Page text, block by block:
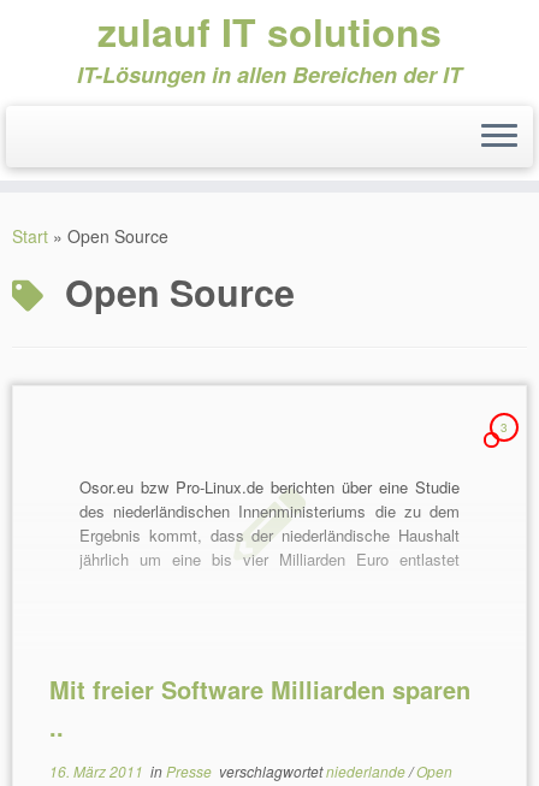
Inhalt
zulauf IT solutions
IT-Lösungen in allen Bereichen der IT
Start » Open Source
Open Source
3
Osor.eu bzw Pro-Linux.de berichten über eine Studie
des niederländischen Innenministeriums die zu dem
Ergebnis kommt, dass der niederländische Haushalt
jährlich um eine bis vier Milliarden Euro entlastet
Mit freier Software Milliarden sparen
..
16. März 2011 inPresse verschlagwortetniederlande/Open